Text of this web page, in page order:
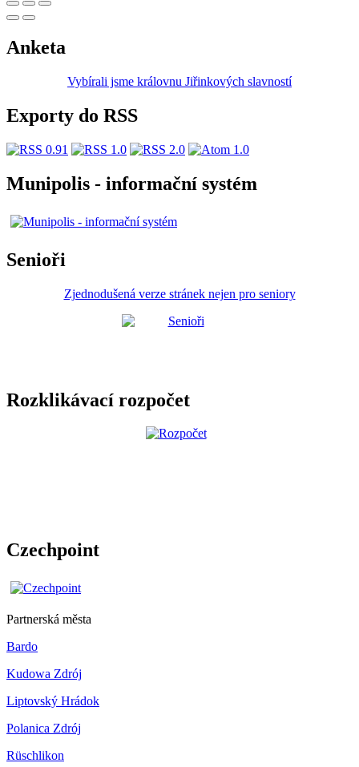
Anketa
Vybírali jsme královnu Jiřinkových slavností
Exporty do RSS
Munipolis - informační systém
Senioři
Zjednodušená verze stránek nejen pro seniory
Rozklikávací rozpočet
Czechpoint
Partnerská města
Bardo
Kudowa Zdrój
Liptovský Hrádok
Polanica Zdrój
Rüschlikon